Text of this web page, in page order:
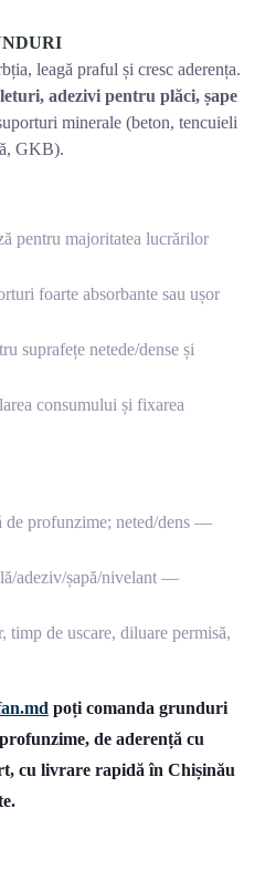
leagă praful și cresc aderența.
adezivi pentru plăci, șape
minerale (beton, tencuieli
GKB).
pentru majoritatea lucrărilor
foarte absorbante sau ușor
suprafețe netede/dense și
consumului și fixarea
de profunzime; neted/dens —
adeziv/șapă/nivelant —
de uscare, diluare permisă,
poți comanda grunduri
de aderență cu
cu livrare rapidă în Chișinău